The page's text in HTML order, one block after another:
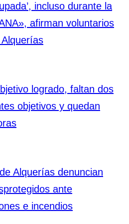
incluso durante la
afirman voluntarios
logrado, faltan dos
objetivos y quedan
Alquerías denuncian
ante
e incendios